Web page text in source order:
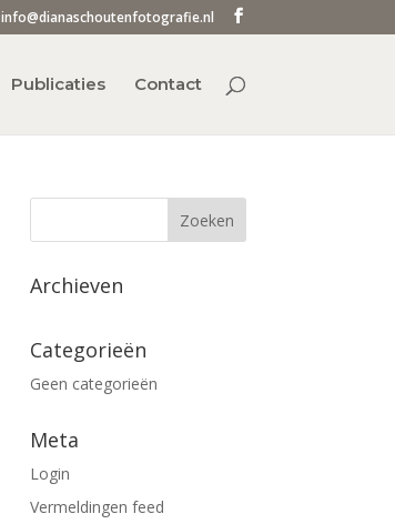
info@dianaschoutenfotografie.nl
Publicaties Contact
Archieven
Categorieën
Geen categorieën
Meta
Login
Vermeldingen feed